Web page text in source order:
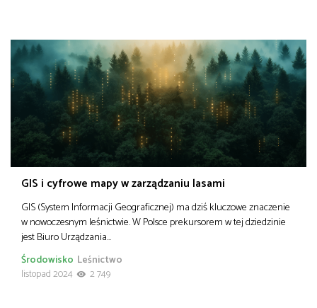
GIS i cyfrowe mapy w zarządzaniu lasami
GIS (System Informacji Geograficznej) ma dziś kluczowe znaczenie
w nowoczesnym leśnictwie. W Polsce prekursorem w tej dziedzinie
jest Biuro Urządzania…
Leśnictwo
Środowisko
listopad 2024
2 749